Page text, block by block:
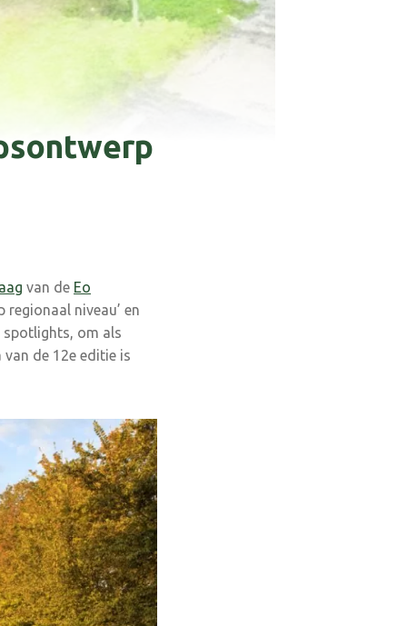
van de Eo
niveau’ en
spotlights, om als
de 12e editie is